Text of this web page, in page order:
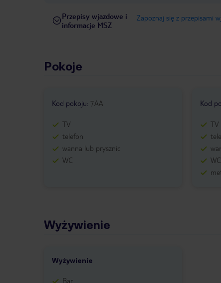
Przepisy wjazdowe i
informacje MSZ
Zapoznaj się z przepisami
Pokoje
Kod pokoju: 7AA
TV
telefon
wanna lub prysznic
WC
Kod
TV
WC
Wyżywienie
Wyżywienie
Bar